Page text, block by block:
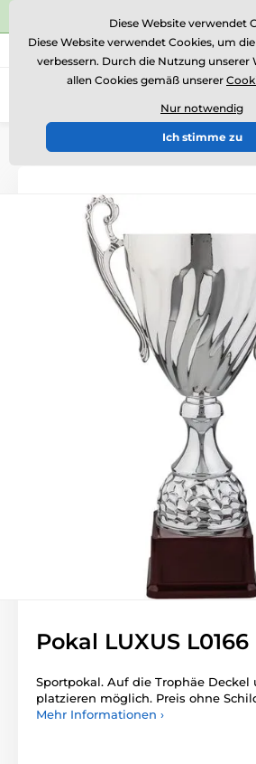
⭐Siehe 504 verifizierte
Rufen Sie uns an (Mo-Fr 15-18)
0
Einführung Pokale "LUXUS"
Pokal LUXUS L0166
Sportpokal. Auf die Trophäe Deckel
platzieren möglich. Preis ohne
Mehr Informationen ›
Diese Website verwendet
Diese Website verwendet Cookies, um
verbessern. Durch die Nutzung unserer
allen Cookies gemäß unserer
Nur notwendig
Ich stimme zu